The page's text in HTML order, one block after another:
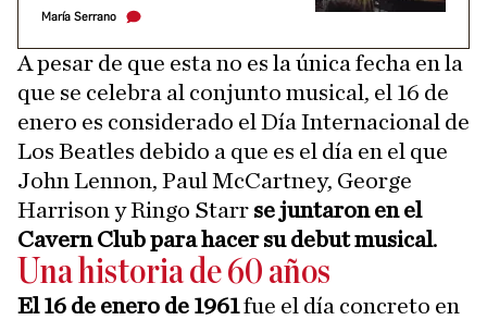
María Serrano
A pesar de que esta no es la única fecha en la
que se celebra al conjunto musical, el 16 de
enero es considerado el Día Internacional de
Los Beatles debido a que es el día en el que
John Lennon, Paul McCartney, George
Harrison y Ringo Starr se juntaron en el
Cavern Club para hacer su debut musical.
Una historia de 60 años
El 16 de enero de 1961fue el día concreto en